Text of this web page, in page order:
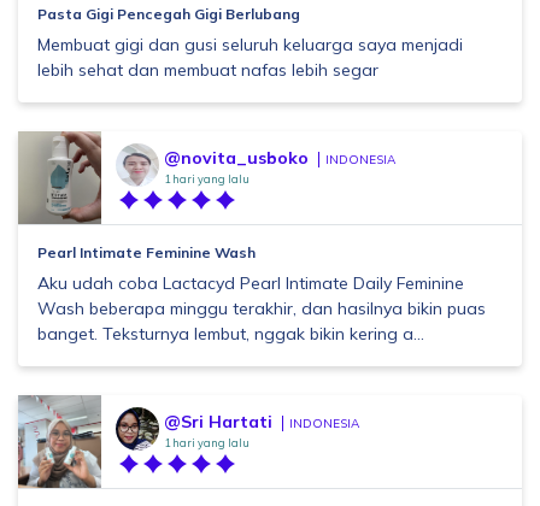
Pasta Gigi Pencegah Gigi Berlubang
Membuat gigi dan gusi seluruh keluarga saya menjadi
lebih sehat dan membuat nafas lebih segar
@novita_usboko INDONESIA
1 hari yang lalu
Pearl Intimate Feminine Wash
Aku udah coba Lactacyd Pearl Intimate Daily Feminine
Wash beberapa minggu terakhir, dan hasilnya bikin puas
banget. Teksturnya lembut, nggak bikin kering a...
@Sri Hartati INDONESIA
1 hari yang lalu